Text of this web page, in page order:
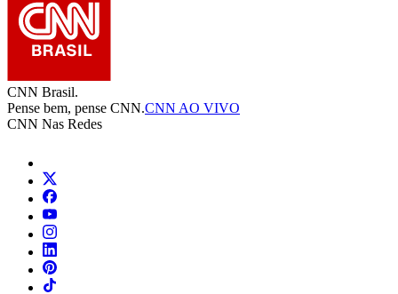
CNN Brasil.
Pense bem, pense CNN.CNN AO VIVO
CNN Nas Redes